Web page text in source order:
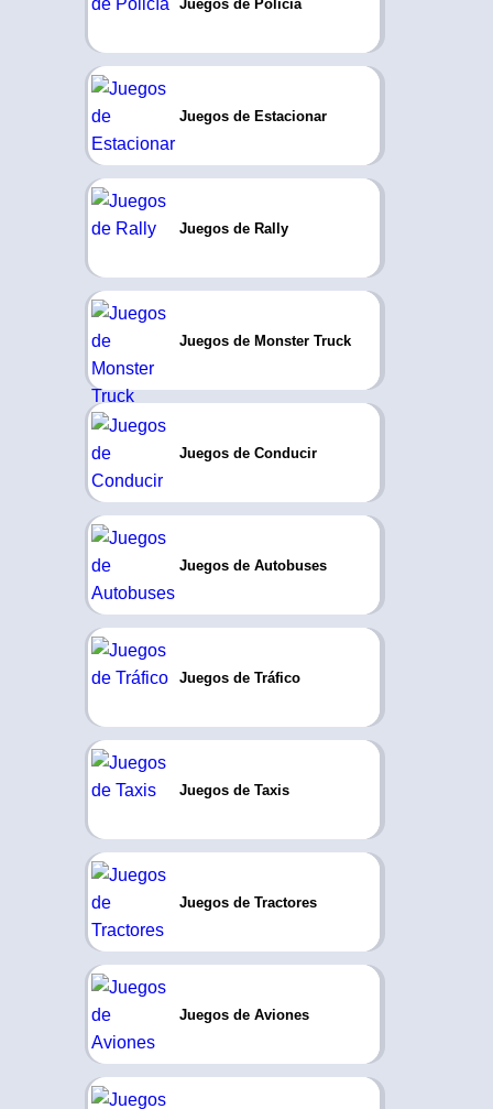
Juegos de Policía
Juegos de Estacionar
Juegos de Rally
Juegos de Monster Truck
Juegos de Conducir
Juegos de Autobuses
Juegos de Tráfico
Juegos de Taxis
Juegos de Tractores
Juegos de Aviones